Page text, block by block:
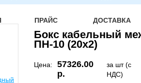
ПРАЙС ДОСТАВКА
Бокс кабельный
ПН-10 (20х2)
Цена:
57326.00
р.
за шт (с
НДС)